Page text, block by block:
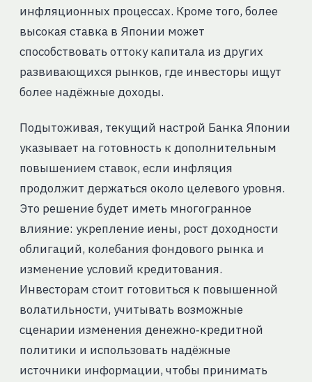
инфляционных процессах. Кроме того, более
высокая ставка в Японии может
способствовать оттоку капитала из других
развивающихся рынков, где инвесторы ищут
более надёжные доходы.
Подытоживая, текущий настрой Банка Японии
указывает на готовность к дополнительным
повышением ставок, если инфляция
продолжит держаться около целевого уровня.
Это решение будет иметь многогранное
влияние: укрепление иены, рост доходности
облигаций, колебания фондового рынка и
изменение условий кредитования.
Инвесторам стоит готовиться к повышенной
волатильности, учитывать возможные
сценарии изменения денежно‑кредитной
политики и использовать надёжные
источники информации, чтобы принимать